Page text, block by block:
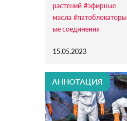
растений #эфирные
масла #патоблокаторы
ые соединения
15.05.2023
АННОТАЦИЯ